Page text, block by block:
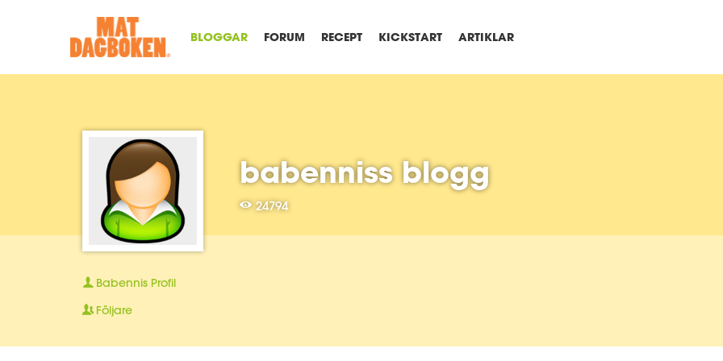
BLOGGAR FORUM RECEPT KICKSTART ARTIKLAR
babenniss blogg
24794
Babennis Profil
Följare